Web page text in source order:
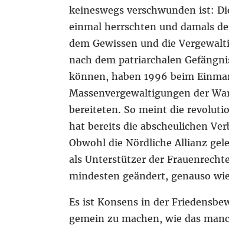
keineswegs verschwunden ist:
einmal herrschten und damals
dem Gewissen und die
nach dem patriarchalen
können, haben 1996 beim
Massenvergewaltigungen der
bereiteten. So meint die
hat bereits die abscheulichen
Obwohl die Nördliche Allianz
als Unterstützer der
mindesten geändert, genauso
Es ist Konsens in der
gemein zu machen, wie das